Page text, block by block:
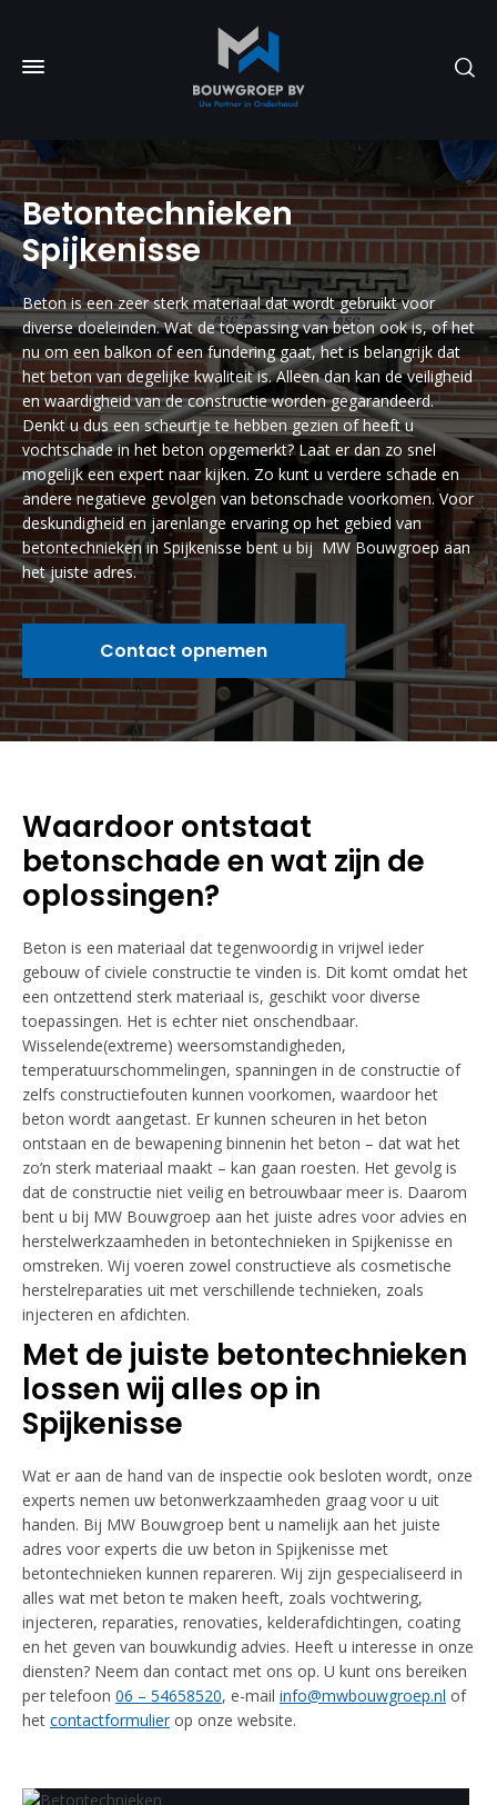
Betontechnieken
Spijkenisse
Beton is een zeer sterk materiaal dat wordt gebruikt voor
diverse doeleinden. Wat de toepassing van beton ook is, of het
nu om een balkon of een fundering gaat, het is belangrijk dat
het beton van degelijke kwaliteit is. Alleen dan kan de veiligheid
en waardigheid van de constructie worden gegarandeerd.
Denkt u dus een scheurtje te hebben gezien of heeft u
vochtschade in het beton opgemerkt? Laat er dan zo snel
mogelijk een expert naar kijken. Zo kunt u verdere schade en
andere negatieve gevolgen van betonschade voorkomen. Voor
deskundigheid en jarenlange ervaring op het gebied van
betontechnieken in Spijkenisse bent u bij MW Bouwgroep aan
het juiste adres.
Contact opnemen
Waardoor ontstaat
betonschade en wat zijn de
oplossingen?
Beton is een materiaal dat tegenwoordig in vrijwel ieder
gebouw of civiele constructie te vinden is. Dit komt omdat het
een ontzettend sterk materiaal is, geschikt voor diverse
toepassingen. Het is echter niet onschendbaar.
Wisselende(extreme) weersomstandigheden,
temperatuurschommelingen, spanningen in de constructie of
zelfs constructiefouten kunnen voorkomen, waardoor het
beton wordt aangetast. Er kunnen scheuren in het beton
ontstaan en de bewapening binnenin het beton – dat wat het
zo’n sterk materiaal maakt – kan gaan roesten. Het gevolg is
dat de constructie niet veilig en betrouwbaar meer is. Daarom
bent u bij MW Bouwgroep aan het juiste adres voor advies en
herstelwerkzaamheden in betontechnieken in Spijkenisse en
omstreken. Wij voeren zowel constructieve als cosmetische
herstelreparaties uit met verschillende technieken, zoals
injecteren en afdichten.
Met de juiste betontechnieken
lossen wij alles op in
Spijkenisse
Wat er aan de hand van de inspectie ook besloten wordt, onze
experts nemen uw betonwerkzaamheden graag voor u uit
handen. Bij MW Bouwgroep bent u namelijk aan het juiste
adres voor experts die uw beton in Spijkenisse met
betontechnieken kunnen repareren. Wij zijn gespecialiseerd in
alles wat met beton te maken heeft, zoals vochtwering,
injecteren, reparaties, renovaties, kelderafdichtingen, coating
en het geven van bouwkundig advies. Heeft u interesse in onze
diensten? Neem dan contact met ons op. U kunt ons bereiken
per telefoon 06 – 54658520, e-mail info@mwbouwgroep.nl of
het contactformulierop onze website.